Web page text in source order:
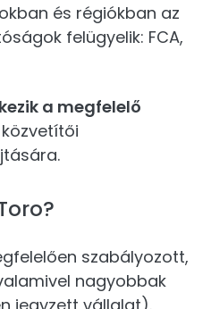
és régiókban az
felügyelik: FCA,
a megfelelő
szabályozott,
nagyobbak